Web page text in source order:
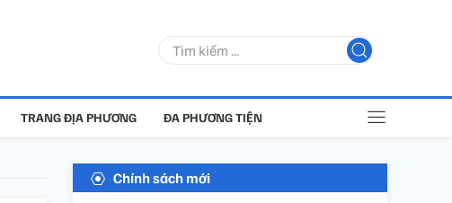
TRANG ĐỊA PHƯƠNG ĐA PHƯƠNG TIỆN
Chính sách mới